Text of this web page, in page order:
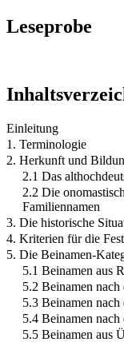
Leseprobe
Einleitung
1. Terminologie
2. Herkunft und
2.1 Das
2.2 Die
Familiennamen
3. Die historische
4. Kriterien für die
5. Die Beinamen-
5.1 Beinamen aus
5.2 Beinamen
5.3 Beinamen nach
5.4 Beinamen
5.5 Beinamen aus